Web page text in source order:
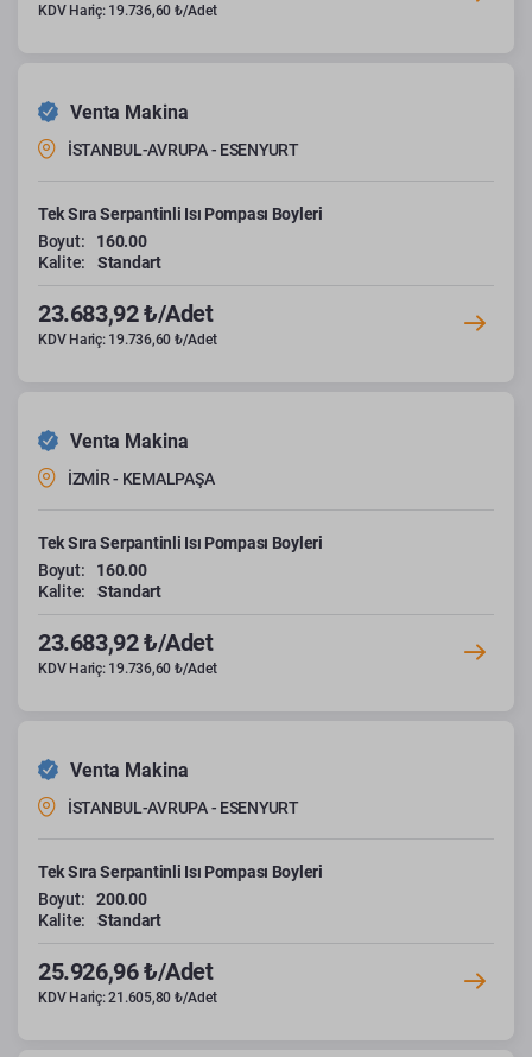
KDV Hariç: 19.736,60 ₺/Adet
Venta Makina
İSTANBUL-AVRUPA - ESENYURT
Tek Sıra Serpantinli Isı Pompası Boyleri
Boyut:
160.00
Kalite:
Standart
23.683,92 ₺/Adet
KDV Hariç: 19.736,60 ₺/Adet
Venta Makina
İZMİR - KEMALPAŞA
Tek Sıra Serpantinli Isı Pompası Boyleri
Boyut:
160.00
Kalite:
Standart
23.683,92 ₺/Adet
KDV Hariç: 19.736,60 ₺/Adet
Venta Makina
İSTANBUL-AVRUPA - ESENYURT
Tek Sıra Serpantinli Isı Pompası Boyleri
Boyut:
200.00
Kalite:
Standart
25.926,96 ₺/Adet
KDV Hariç: 21.605,80 ₺/Adet